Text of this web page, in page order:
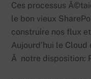
Ces processus
le bon vieux
construire nos flux
Aujourd’hui le
Ã notre disposition: